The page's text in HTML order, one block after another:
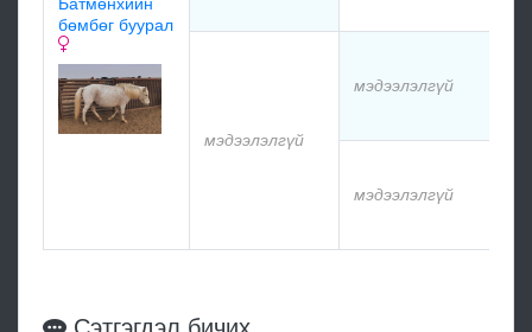
бөмбөг буурал
мэдээлэлгүй
мэдээлэлгүй
мэдээлэлгүй